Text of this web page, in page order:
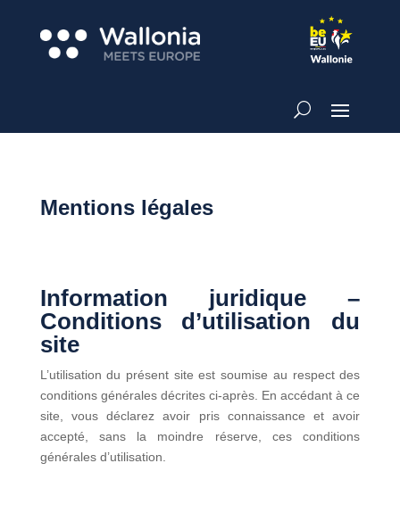
Mentions légales
Information juridique –
Conditions d’utilisation du
site
L’utilisation du présent site est soumise au respect des
conditions générales décrites ci-après. En accédant à ce
site, vous déclarez avoir pris connaissance et avoir
accepté, sans la moindre réserve, ces conditions
générales d’utilisation.